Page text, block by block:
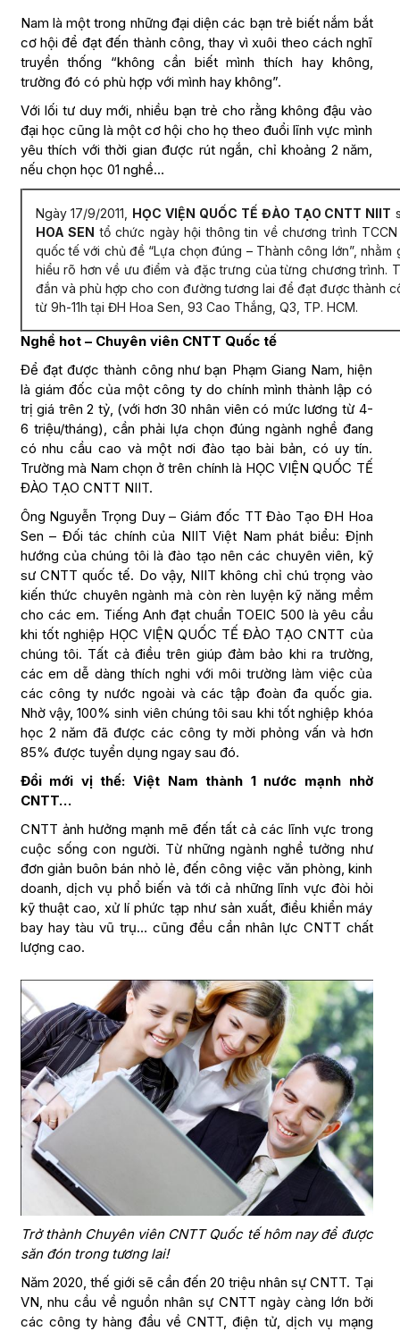
Nam là một trong những đại diện các bạn trẻ biết nắm bắt
cơ hội để đạt đến thành công, thay vì xuôi theo cách nghĩ
truyền thống “không cần biết mình thích hay không,
trường đó có phù hợp với mình hay không”.
Với lối tư duy mới, nhiều bạn trẻ cho rằng không đậu vào
đại học cũng là một cơ hội cho họ theo đuổi lĩnh vực mình
yêu thích với thời gian được rút ngắn, chỉ khoảng 2 năm,
nếu chọn học 01 nghề…
Ngày 17/9/2011, HỌC VIỆN QUỐC TẾ ĐÀO TẠO CNTT NIIT
HOA SEN tổ chức ngày hội thông tin về chương trình
quốc tế với chủ đề “Lựa chọn đúng – Thành công lớn”,
hiểu rõ hơn về ưu điểm và đặc trưng của từng chương trình.
đắn và phù hợp cho con đường tương lai để đạt được thành
từ 9h-11h tại ĐH Hoa Sen, 93 Cao Thắng, Q3, TP. HCM.
Nghề hot – Chuyên viên CNTT Quốc tế
Để đạt được thành công như bạn Phạm Giang Nam, hiện
là giám đốc của một công ty do chính mình thành lập có
trị giá trên 2 tỷ, (với hơn 30 nhân viên có mức lương từ 4-
6 triệu/tháng), cần phải lựa chọn đúng ngành nghề đang
có nhu cầu cao và một nơi đào tạo bài bản, có uy tín.
Trường mà Nam chọn ở trên chính là HỌC VIỆN QUỐC TẾ
ĐÀO TẠO CNTT NIIT.
Ông Nguyễn Trọng Duy – Giám đốc TT Đào Tạo ĐH Hoa
Sen – Đối tác chính của NIIT Việt Nam phát biểu: Định
hướng của chúng tôi là đào tạo nên các chuyên viên, kỹ
sư CNTT quốc tế. Do vậy, NIIT không chỉ chú trọng vào
kiến thức chuyên ngành mà còn rèn luyện kỹ năng mềm
cho các em. Tiếng Anh đạt chuẩn TOEIC 500 là yêu cầu
khi tốt nghiệp HỌC VIỆN QUỐC TẾ ĐÀO TẠO CNTT của
chúng tôi. Tất cả điều trên giúp đảm bảo khi ra trường,
các em dễ dàng thích nghi với môi trường làm việc của
các công ty nước ngoài và các tập đoàn đa quốc gia.
Nhờ vậy, 100% sinh viên chúng tôi sau khi tốt nghiệp khóa
học 2 năm đã được các công ty mời phỏng vấn và hơn
85% được tuyển dụng ngay sau đó.
Đổi mới vị thế: Việt Nam thành 1 nước mạnh nhờ
CNTT…
CNTT ảnh hưởng mạnh mẽ đến tất cả các lĩnh vực trong
cuộc sống con người. Từ những ngành nghề tưởng như
đơn giản buôn bán nhỏ lẻ, đến công việc văn phòng, kinh
doanh, dịch vụ phổ biến và tới cả những lĩnh vực đòi hỏi
kỹ thuật cao, xử lí phức tạp như sản xuất, điều khiển máy
bay hay tàu vũ trụ… cũng đều cần nhân lực CNTT chất
lượng cao.
Trở thành Chuyên viên CNTT Quốc tế hôm nay để được
săn đón trong tương lai!
Năm 2020, thế giới sẽ cần đến 20 triệu nhân sự CNTT. Tại
VN, nhu cầu về nguồn nhân sự CNTT ngày càng lớn bởi
các công ty hàng đầu về CNTT, điện tử, dịch vụ mạng